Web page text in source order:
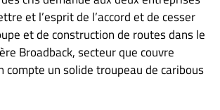
et l’esprit de l’accord et de cesser
et de construction de routes dans le
Broadback, secteur que couvre
compte un solide troupeau de caribous